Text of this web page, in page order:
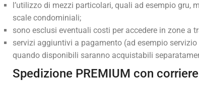
l’utilizzo di mezzi particolari, quali ad esempio gru,
scale condominiali;
sono esclusi eventuali costi per accedere in zone a
servizi aggiuntivi a pagamento (ad esempio
quando disponibili saranno acquistabili
Spedizione PREMIUM con